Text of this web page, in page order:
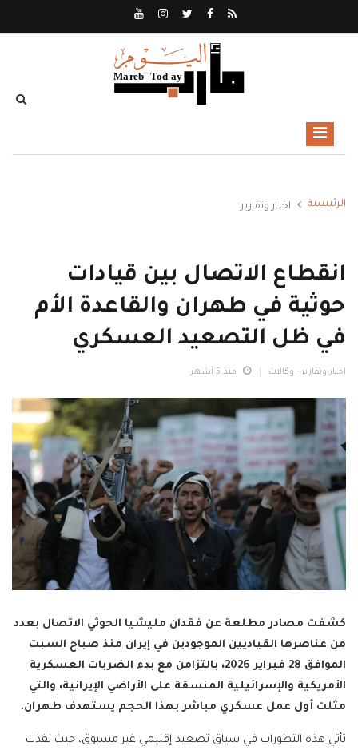
الرئيسية اخبار وتقارير
انقطاع الاتصال بين قيادات
حوثية في طهران والقاعدة الأم
في ظل التصعيد العسكري
اخبار وتقارير - وكالات منذ 5 أشهر
كشفت مصادر مطلعة عن فقدان مليشيا الحوثي الاتصال بعدد
من عناصرها القياديين الموجودين في إيران منذ صباح السبت
الموافق 28 فبراير 2026، بالتزامن مع بدء الضربات العسكرية
الأمريكية والإسرائيلية المنسقة على الأراضي الإيرانية، والتي
مثلت أول عمل عسكري مباشر بهذا الحجم يستهدف طهران.
تأتي هذه التطورات في سياق تصعيد إقليمي غير مسبوق، حيث نفذت